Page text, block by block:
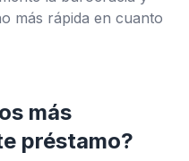
más rápida en cuanto
más
préstamo?